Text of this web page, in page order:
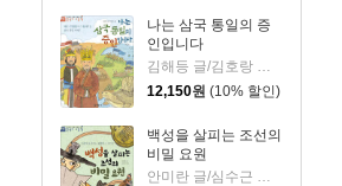
나는 삼국 통일의 증
인입니다
김해등 글/김호랑 그림
12,150원 (10% 할인)
백성을 살피는 조선의
비밀 요원
안미란 글/심수근 그림